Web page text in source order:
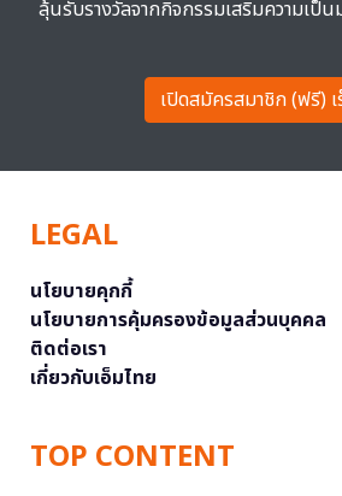
ลุ้นรับรางวัลจากกิจกรรมเสริมความเป็
เปิดสมัครสมาชิก (ฟรี)
LEGAL
นโยบายคุกกี้
นโยบายการคุ้มครองข้อมูลส่วนบุคคล
ติดต่อเรา
เกี่ยวกับเอ็มไทย
TOP CONTENT